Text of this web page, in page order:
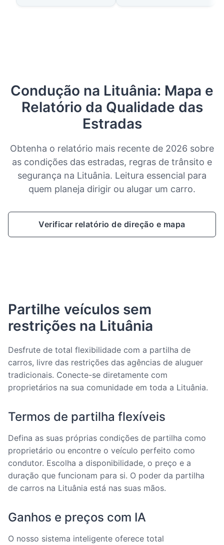
Condução na Lituânia: Mapa e
Relatório da Qualidade das
Estradas
Obtenha o relatório mais recente de 2026 sobre
as condições das estradas, regras de trânsito e
segurança na Lituânia. Leitura essencial para
quem planeja dirigir ou alugar um carro.
Verificar relatório de direção e mapa
Partilhe veículos sem
restrições na Lituânia
Desfrute de total flexibilidade com a partilha de
carros, livre das restrições das agências de aluguer
tradicionais. Conecte-se diretamente com
proprietários na sua comunidade em toda a Lituânia.
Termos de partilha flexíveis
Defina as suas próprias condições de partilha como
proprietário ou encontre o veículo perfeito como
condutor. Escolha a disponibilidade, o preço e a
duração que funcionam para si. O poder da partilha
de carros na Lituânia está nas suas mãos.
Ganhos e preços com IA
O nosso sistema inteligente oferece total